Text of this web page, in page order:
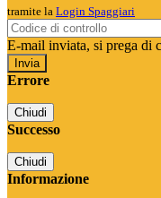
tramite la Login Spaggiari
E-mail inviata, si prega di
Errore
Chiudi
Successo
Chiudi
Informazione